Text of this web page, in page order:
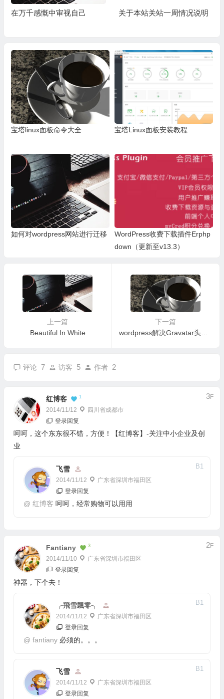
在万千感慨中审视自己 关于本站关站一周情况说明
宝塔linux面板命令大全 宝塔Linux面板安装教程
如何对wordpress网站进行迁移
WordPress收费下载插件Erphp
down（更新至v13.3）
上一篇
Beautiful In White
下一篇
wordpress解决Gravatar头像无法显示
评论 7 访客 5 作者 2
红博客 1
2014/11/12 四川省成都市
3F
登录回复
呵呵，这个东东很不错，方便！【红博客】-关注中小企业及创
业
飞雪
2014/11/12 广东省深圳市福田区
B1
登录回复
@ 红博客 呵呵，经常购物可以用用
Fantiany 3
2014/11/10 广东省深圳市福田区
2F
登录回复
神器，下个去！
╭飛雪飄零╮
2014/11/12 广东省深圳市福田区
B1
登录回复
@ fantiany必须的。。。
飞雪
2014/11/12 广东省深圳市福田区
B1
登录回复